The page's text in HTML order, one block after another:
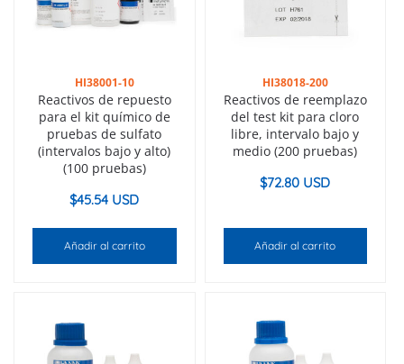
HI38001-10
Reactivos de repuesto
para el kit químico de
pruebas de sulfato
(intervalos bajo y alto)
(100 pruebas)
$45.54 USD
Añadir al carrito
HI38018-200
Reactivos de reemplazo
del test kit para cloro
libre, intervalo bajo y
medio (200 pruebas)
$72.80 USD
Añadir al carrito